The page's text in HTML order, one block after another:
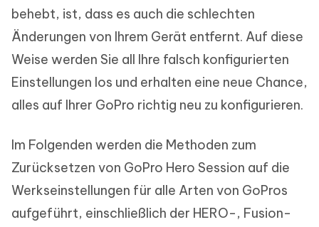
behebt, ist, dass es auch die schlechten
Änderungen von Ihrem Gerät entfernt. Auf diese
Weise werden Sie all Ihre falsch konfigurierten
Einstellungen los und erhalten eine neue Chance,
alles auf Ihrer GoPro richtig neu zu konfigurieren.
Im Folgenden werden die Methoden zum
Zurücksetzen von GoPro Hero Session auf die
Werkseinstellungen für alle Arten von GoPros
aufgeführt, einschließlich der HERO-, Fusion-